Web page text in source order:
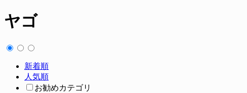
ヤゴ
新着順
人気順
お勧めカテゴリ